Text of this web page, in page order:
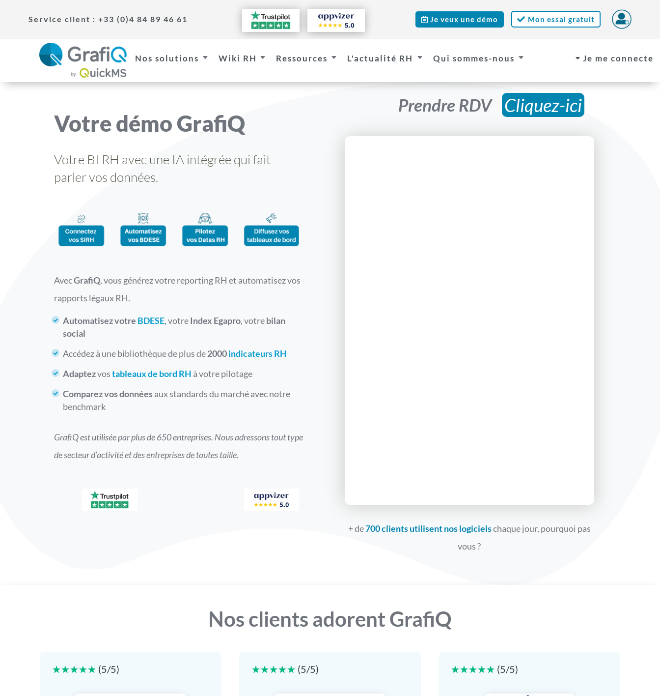
Service client : +33 (0)4 84 89 46 61  Je veux une démo  Mon essai gratuit
C
Nos solutions C
Wiki RH C
Ressources C
L'actualité RH C
Qui sommes-nous C Je me connecte
Votre démo GrafiQ
Votre BI RH avec une IA intégrée qui fait
parler vos données.
AvecGrafiQ, vous générez votre reporting RH et automatisez vos
rapports légaux RH.
Automatisez votre BDESE, votreIndex Egapro, votrebilan
social
Accédez à une bibliothèque de plus de2000indicateurs RH
Adaptezvostableaux de bord RH à votre pilotage
Comparez vos donnéesaux standards du marché avec notre
benchmark
GrafiQ est utilisée par plus de 650 entreprises. Nous adressons tout type
de secteur d’activité et des entreprises de toutes taille.
Prendre RDV Cliquez-ici
+ de700 clients utilisent nos logicielschaque jour, pourquoi pas
vous ?
Nos clients adorent GrafiQ
☆☆☆☆☆ (5/5) ☆☆☆☆☆ (5/5) ☆☆☆☆☆ (5/5)